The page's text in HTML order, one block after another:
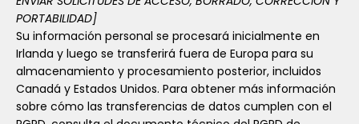
PORTABILIDAD]
Su información personal se procesará inicialmente en
Irlanda y luego se transferirá fuera de Europa para su
almacenamiento y procesamiento posterior, incluidos
Canadá y Estados Unidos. Para obtener más información
sobre cómo las transferencias de datos cumplen con el